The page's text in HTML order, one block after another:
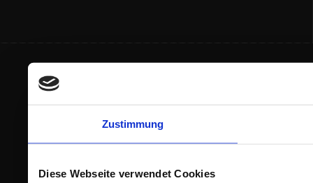
Zustimmung
Diese Webseite verwendet Cookies